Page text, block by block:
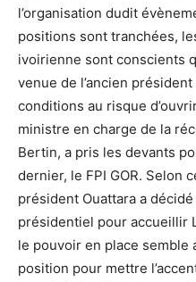
l’organisation dudit
positions sont tranchées,
ivoirienne sont conscients
venue de l’ancien
conditions au risque
ministre en charge de la
Bertin, a pris les devants
dernier, le FPI GOR. Selon
président Ouattara a
présidentiel pour accueillir
le pouvoir en place semble
position pour mettre